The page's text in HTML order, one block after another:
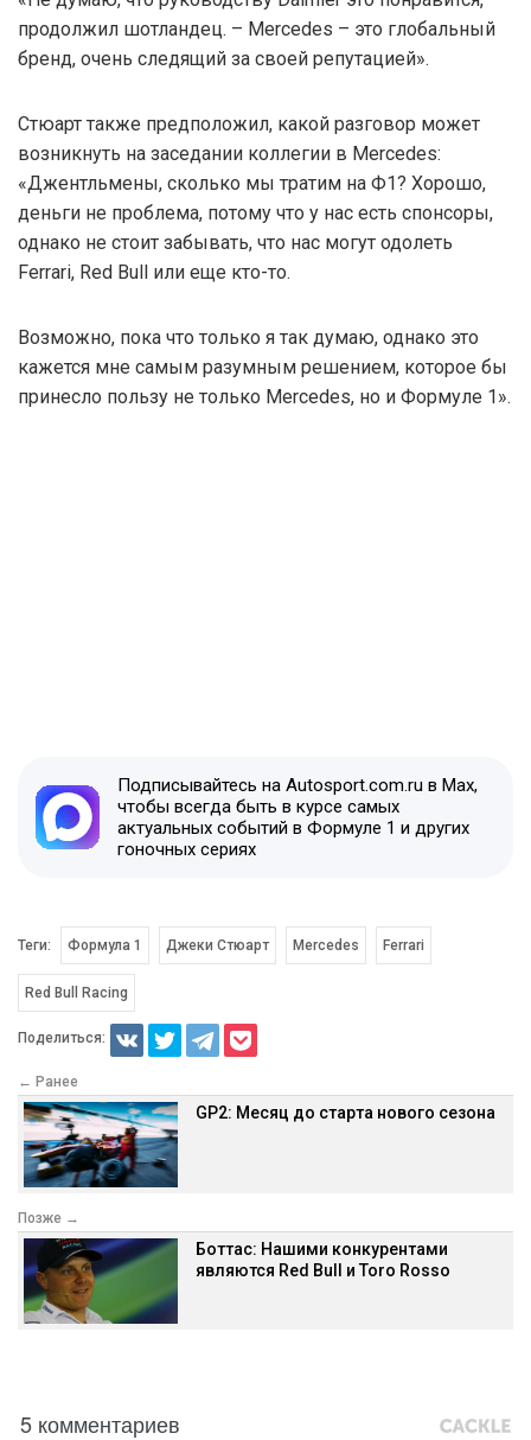
продолжил шотландец. – Mercedes – это глобальный
бренд, очень следящий за своей репутацией».
Стюарт также предположил, какой разговор может
возникнуть на заседании коллегии в Mercedes:
«Джентльмены, сколько мы тратим на Ф1? Хорошо,
деньги не проблема, потому что у нас есть спонсоры,
однако не стоит забывать, что нас могут одолеть
Ferrari, Red Bull или еще кто-то.
Возможно, пока что только я так думаю, однако это
кажется мне самым разумным решением, которое бы
принесло пользу не только Mercedes, но и Формуле 1».
Подписывайтесь на Autosport.com.ru в Max,
чтобы всегда быть в курсе самых
актуальных событий в Формуле 1 и других
гоночных сериях
Теги: Формула 1 Джеки Стюарт Mercedes Ferrari
Red Bull Racing
Поделиться:
← Ранее
GP2: Месяц до старта нового сезона
Позже →
Боттас: Нашими конкурентами
являются Red Bull и Toro Rosso
5 комментариев